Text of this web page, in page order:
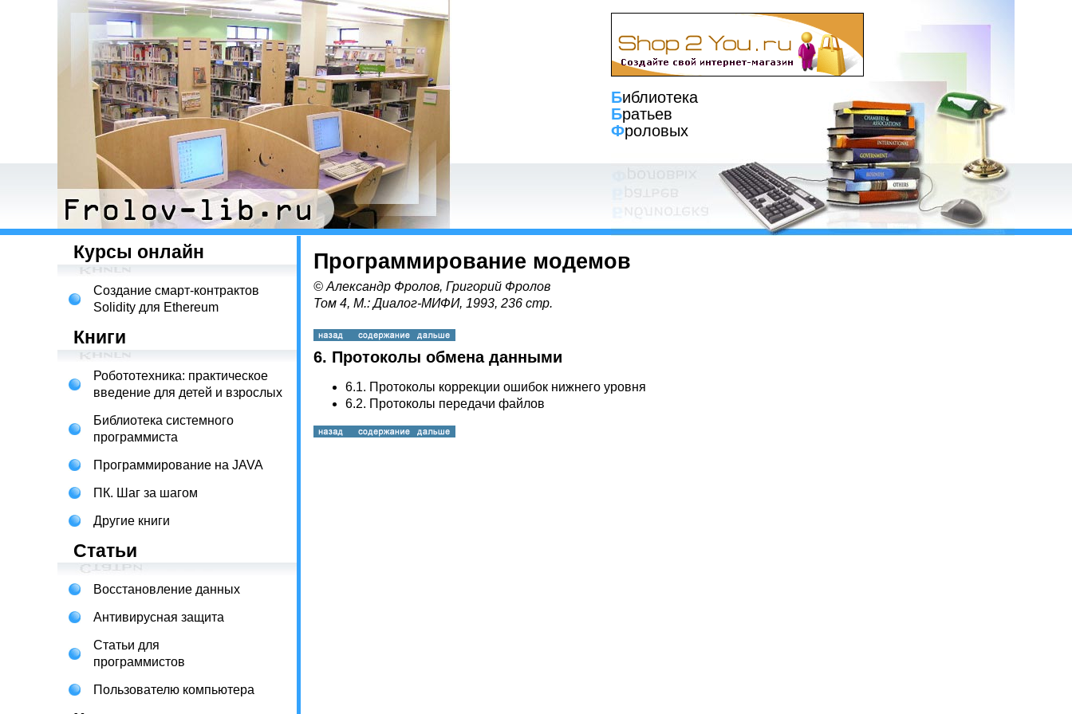
Библиотека
Братьев
Фроловых
Курсы онлайн
Создание смарт-контрактов
Solidity для Ethereum
Книги
Робототехника: практическое
введение для детей и взрослых
Библиотека системного
программиста
Программирование на JAVA
ПК. Шаг за шагом
Другие книги
Статьи
Восстановление данных
Антивирусная защита
Статьи для
программистов
Пользователю компьютера
Программирование модемов
© Александр Фролов, Григорий Фролов
Том 4, М.: Диалог-МИФИ, 1993, 236 стр.
6. Протоколы обмена данными
6.1. Протоколы коррекции ошибок нижнего уровня
6.2. Протоколы передачи файлов